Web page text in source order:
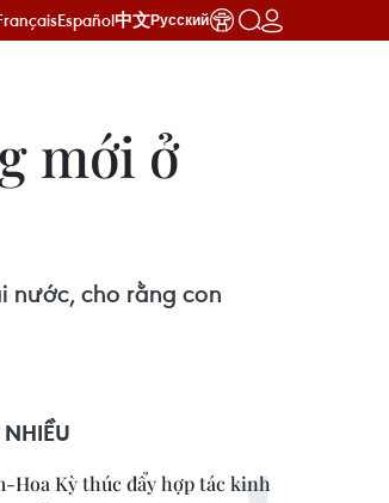
Español中文Русский
mới ở
nước, cho rằng con
Hoa Kỳ thúc đẩy hợp tác kinh